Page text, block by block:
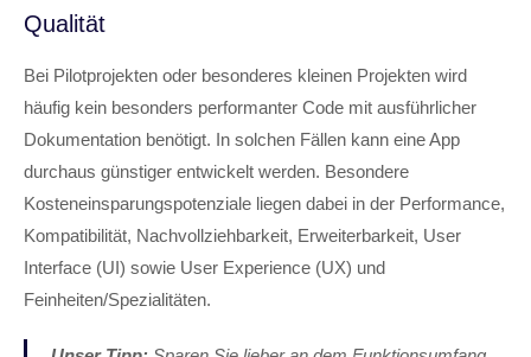
Qualität
Bei Pilotprojekten oder besonderes kleinen Projekten wird
häufig kein besonders performanter Code mit ausführlicher
Dokumentation benötigt. In solchen Fällen kann eine App
durchaus günstiger entwickelt werden. Besondere
Kosteneinsparungspotenziale liegen dabei in der Performance,
Kompatibilität, Nachvollziehbarkeit, Erweiterbarkeit, User
Interface (UI) sowie User Experience (UX) und
Feinheiten/Spezialitäten.